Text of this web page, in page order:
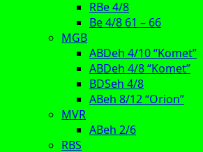
RBe 4/8
Be 4/8 61 – 66
MGB
ABDeh 4/10 “Komet”
ABDeh 4/8 “Komet”
BDSeh 4/8
ABeh 8/12 “Orion”
MVR
ABeh 2/6
RBS